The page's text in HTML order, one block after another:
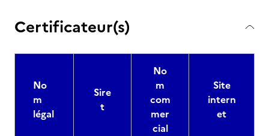
Certificateur(s)
No
m
légal
Sire
t
No
m
com
mer
cial
Site
intern
et